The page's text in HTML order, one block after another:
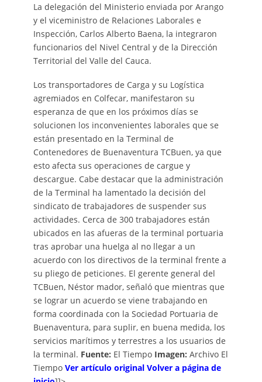
La delegación del Ministerio enviada por Arango
y el viceministro de Relaciones Laborales e
Inspección, Carlos Alberto Baena, la integraron
funcionarios del Nivel Central y de la Dirección
Territorial del Valle del Cauca.
Los transportadores de Carga y su Logística
agremiados en Colfecar, manifestaron su
esperanza de que en los próximos días se
solucionen los inconvenientes laborales que se
están presentado en la Terminal de
Contenedores de Buenaventura TCBuen, ya que
esto afecta sus operaciones de cargue y
descargue. Cabe destacar que la administración
de la Terminal ha lamentado la decisión del
sindicato de trabajadores de suspender sus
actividades. Cerca de 300 trabajadores están
ubicados en las afueras de la terminal portuaria
tras aprobar una huelga al no llegar a un
acuerdo con los directivos de la terminal frente a
su pliego de peticiones. El gerente general del
TCBuen, Néstor mador, señaló que mientras que
se lograr un acuerdo se viene trabajando en
forma coordinada con la Sociedad Portuaria de
Buenaventura, para suplir, en buena medida, los
servicios marítimos y terrestres a los usuarios de
la terminal. Fuente: El Tiempo Imagen: Archivo El
Tiempo Ver artículo original Volver a página de